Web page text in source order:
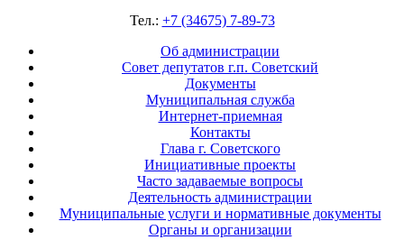
Тел.: +7 (34675) 7-89-73
Об администрации
Совет депутатов г.п. Советский
Документы
Муниципальная служба
Интернет-приемная
Контакты
Глава г. Советского
Инициативные проекты
Часто задаваемые вопросы
Деятельность администрации
Муниципальные услуги и нормативные документы
Органы и организации